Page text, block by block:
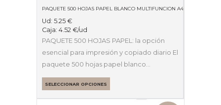
PAQUETE 500 HOJAS PAPEL BLANCO MULTIFUNCION A4 8O GRAMOS
Ud: 5.25 €
Caja: 4.52 €/ud
PAQUETE 500 HOJAS PAPEL: la opción
esencial para impresión y copiado diario El
paquete 500 hojas papel blanco…
SELECCIONAR OPCIONES